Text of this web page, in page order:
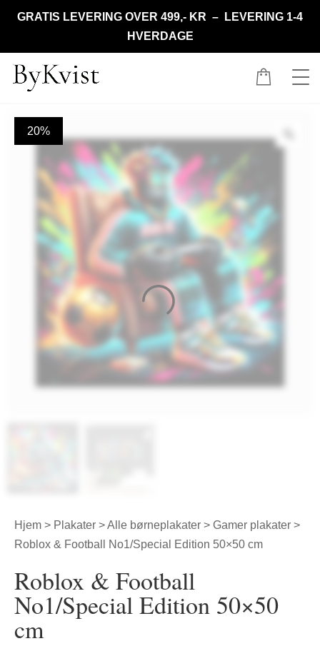
GRATIS LEVERING OVER 499,- KR – LEVERING 1-4
HVERDAGE
20%
Hjem > Plakater >Alle børneplakater > Gamer plakater >
Roblox & Football No1/Special Edition 50×50 cm
Roblox & Football
No1/Special Edition 50×50
cm